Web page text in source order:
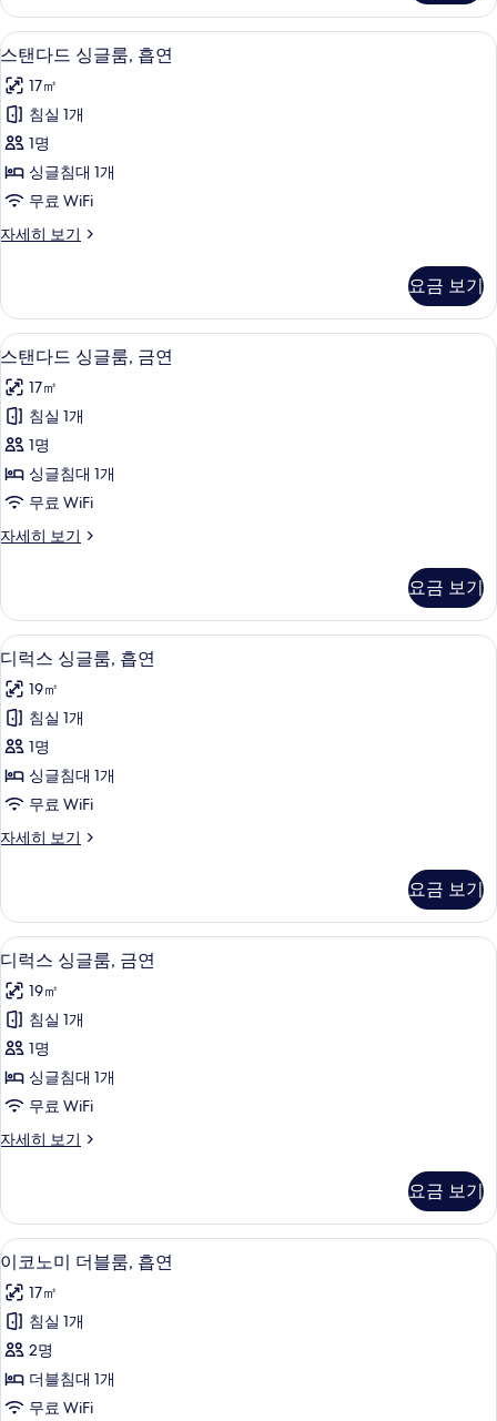
기
세
히
보
스
탠
다
드
싱
글
흡
사
진
모
두
보
기
5
스탠다드 싱글룸, 흡연
17㎡
침실 1개
1명
싱글침대 1개
무료 WiFi
자세히 보기
스
싱
글
룸,
연
자
세
히
보
기
요금 보기
스
탠
다
드
싱
글
금
사
진
모
두
보
기
5
스탠다드 싱글룸, 금연
17㎡
침실 1개
1명
싱글침대 1개
무료 WiFi
자세히 보기
스
싱
글
룸,
금
연
자
세
히
보
기
요금 보기
디
럭
스
싱
글
룸,
연
진
모
두
보
기
5
디럭스 싱글룸, 흡연
19㎡
침실 1개
1명
싱글침대 1개
무료 WiFi
자세히 보기
디
글
룸,
흡
연
자
세
히
보
기
요금 보기
디
럭
스
싱
글
룸,
연
진
모
두
보
기
5
디럭스 싱글룸, 금연
19㎡
침실 1개
1명
싱글침대 1개
무료 WiFi
자세히 보기
디
글
룸,
금
연
자
세
히
보
기
요금 보기
이
코
노
미
더
블
5
이코노미 더블룸, 흡연
17㎡
침실 1개
2명
더블침대 1개
무료 WiFi